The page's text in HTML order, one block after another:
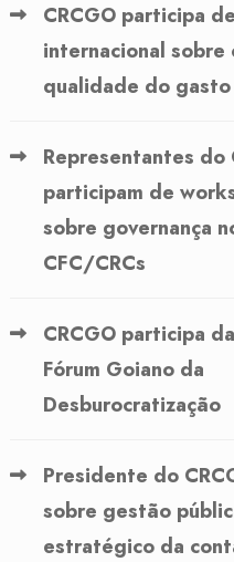
CRCGO participa
internacional
qualidade do
Representantes do
participam de
sobre governança
CFC/CRCs
CRCGO participa
Fórum Goiano da
Desburocratização
Presidente do
sobre gestão
estratégico da